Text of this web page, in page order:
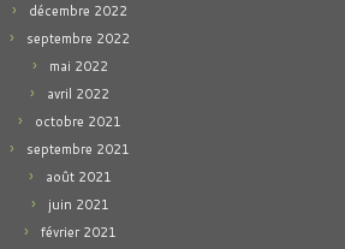
décembre 2022
septembre 2022
mai 2022
avril 2022
octobre 2021
septembre 2021
août 2021
juin 2021
février 2021